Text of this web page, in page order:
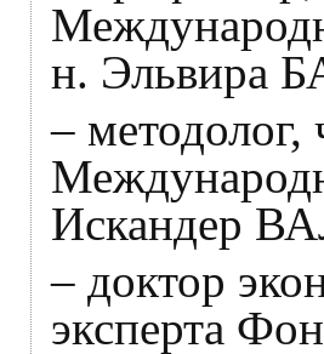
н. Эльвира
– методолог,
Искандер
– доктор
эксперта